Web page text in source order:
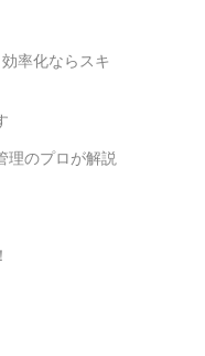
率化ならスキ
理のプロが解説